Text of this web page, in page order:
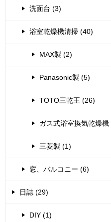
洗面台 (3)
浴室乾燥機清掃 (40)
MAX製 (2)
Panasonic製 (5)
TOTO三乾王 (26)
ガス式浴室換気乾燥機
三菱製 (1)
窓、バルコニー (6)
日誌 (29)
DIY (1)